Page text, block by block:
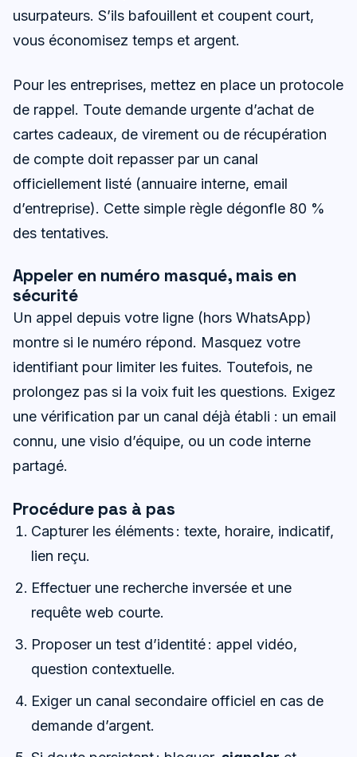
usurpateurs. S’ils bafouillent et coupent court,
vous économisez temps et argent.
Pour les entreprises, mettez en place un protocole
de rappel. Toute demande urgente d’achat de
cartes cadeaux, de virement ou de récupération
de compte doit repasser par un canal
officiellement listé (annuaire interne, email
d’entreprise). Cette simple règle dégonfle 80 %
des tentatives.
Appeler en numéro masqué, mais en
sécurité
Un appel depuis votre ligne (hors WhatsApp)
montre si le numéro répond. Masquez votre
identifiant pour limiter les fuites. Toutefois, ne
prolongez pas si la voix fuit les questions. Exigez
une vérification par un canal déjà établi : un email
connu, une visio d’équipe, ou un code interne
partagé.
Procédure pas à pas
Capturer les éléments : texte, horaire, indicatif,
lien reçu.
Effectuer une recherche inversée et une
requête web courte.
Proposer un test d’identité : appel vidéo,
question contextuelle.
Exiger un canal secondaire officiel en cas de
demande d’argent.